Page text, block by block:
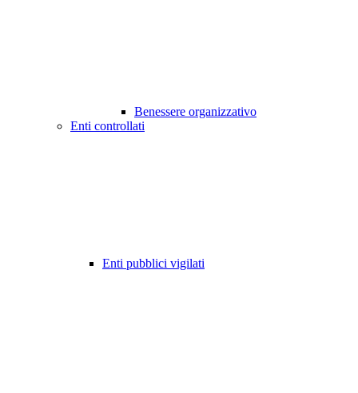
Benessere organizzativo
Enti controllati
Enti pubblici vigilati